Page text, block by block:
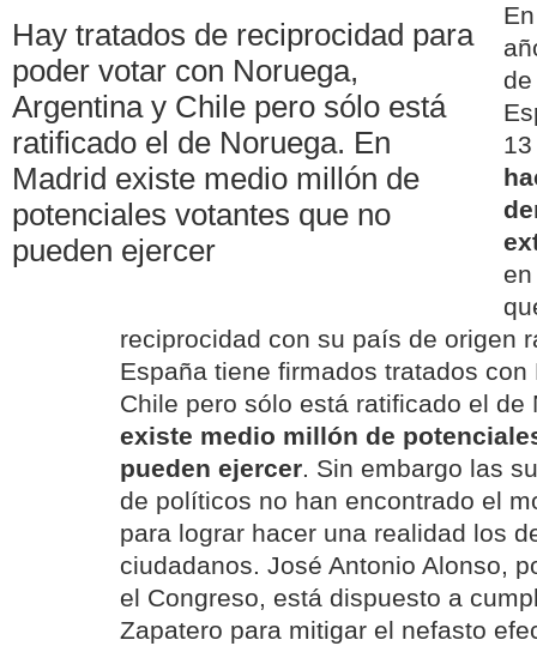
Hay tratados de reciprocidad para
poder votar con Noruega,
Argentina y Chile pero sólo está
ratificado el de Noruega. En
Madrid existe medio millón de
potenciales votantes que no
pueden ejercer
reciprocidad con su país de origen
España tiene firmados tratados
Chile pero sólo está ratificado el
existe medio millón de
pueden ejercer. Sin embargo las
de políticos no han encontrado el
para lograr hacer una realidad los
ciudadanos. José Antonio Alonso,
el Congreso, está dispuesto a
Zapatero para mitigar el nefasto